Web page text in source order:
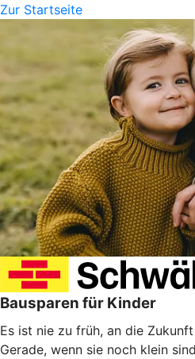
Zur Startseite
Bausparen für Kinder
Es ist nie zu früh, an die
Gerade, wenn sie noch klein